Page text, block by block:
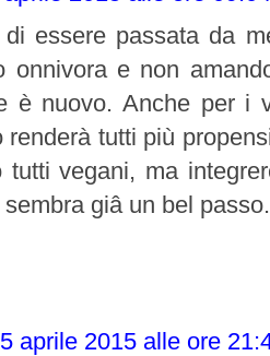
essere passata da
onnivora e non
è nuovo. Anche per i
renderà tutti più
tutti vegani, ma
giâ un bel passo.
5 aprile 2015 alle ore